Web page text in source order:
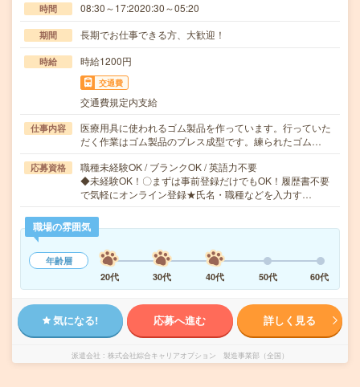
時間 08:30～17:2020:30～05:20
期間 長期でお仕事できる方、大歓迎！
時給 時給1200円
交通費
交通費規定内支給
仕事内容
医療用具に使われるゴム製品を作っています。行っていた
だく作業はゴム製品のプレス成型です。練られたゴム…
応募資格
職種未経験OK / ブランクOK / 英語力不要
◆未経験OK！〇まずは事前登録だけでもOK！履歴書不要
で気軽にオンライン登録★氏名・職種などを入力す…
職場の雰囲気
年齢層
20代
30代 40代 50代 60代
気になる! 応募へ進む 詳しく見る
派遣会社 株式会社綜合キャリアオプション 製造事業部（全国）